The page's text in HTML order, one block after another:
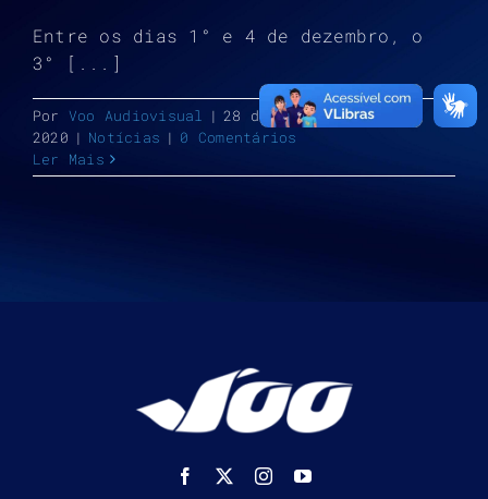
Entre os dias 1° e 4 de dezembro, o
3° [...]
Por Voo Audiovisual | 28 de novembro de
2020 | Notícias | 0 Comentários
Ler Mais